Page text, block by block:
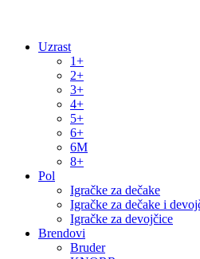
Uzrast
1+
2+
3+
4+
5+
6+
6M
8+
Pol
Igračke za dečake
Igračke za dečake i
Igračke za devojčice
Brendovi
Bruder